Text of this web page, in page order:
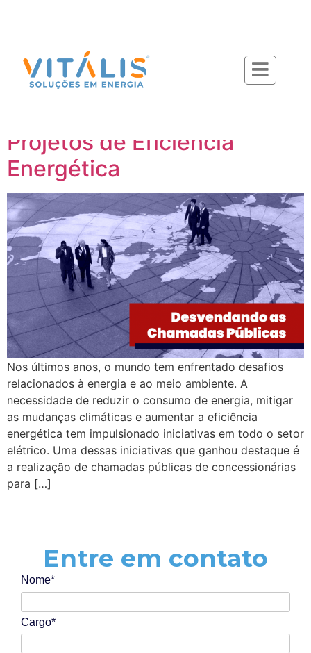
Desvendando as Chamadas
Públicas de
Projetos de Eficiência
Energética
Nos últimos anos, o mundo tem enfrentado desafios
relacionados à energia e ao meio ambiente. A
necessidade de reduzir o consumo de energia, mitigar
as mudanças climáticas e aumentar a eficiência
energética tem impulsionado iniciativas em todo o setor
elétrico. Uma dessas iniciativas que ganhou destaque é
a realização de chamadas públicas de concessionárias
para […]
Entre em contato
Nome*
Cargo*